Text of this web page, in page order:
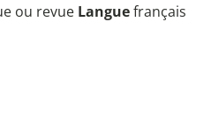
ou revue Languefrançais